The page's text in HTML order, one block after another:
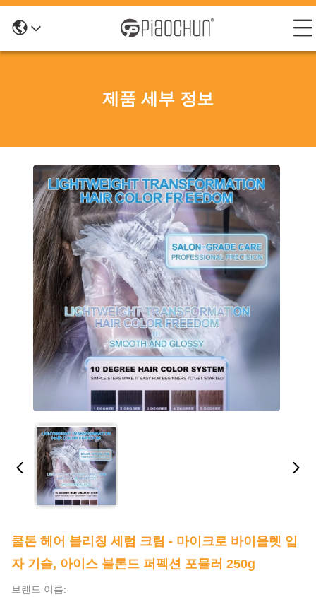
제품 세부 정보
쿨톤 헤어 블리칭 세럼 크림 - 마이크로 바이올렛 입
자 기술, 아이스 블론드 퍼펙션 포뮬러 250g
브랜드 이름: